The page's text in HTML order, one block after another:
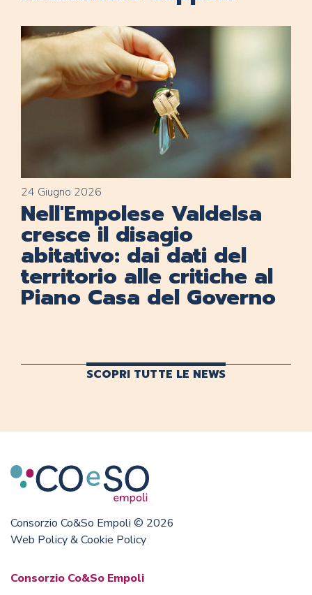
24 Giugno 2026
Nell'Empolese Valdelsa
cresce il disagio
abitativo: dai dati del
territorio alle critiche al
Piano Casa del Governo
SCOPRI TUTTE LE NEWS
Consorzio Co&So Empoli © 2026
Web Policy & Cookie Policy
Consorzio Co&So Empoli